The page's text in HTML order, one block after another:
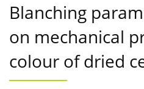
Blanching
on mechanical
colour of dried